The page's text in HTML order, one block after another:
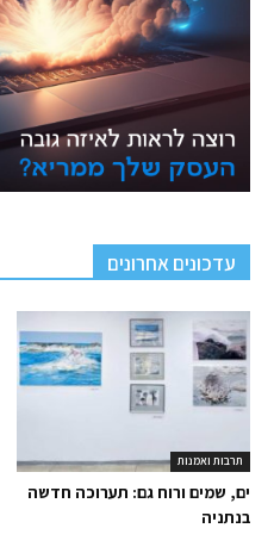
עדכונים אחרונים
תרבות ואמנות
ים, שמים ורוח גם: תערוכה חדשה
בנתניה